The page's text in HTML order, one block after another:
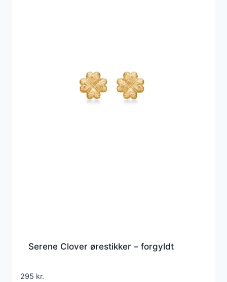
Serene Clover ørestikker – forgyldt
295 kr.